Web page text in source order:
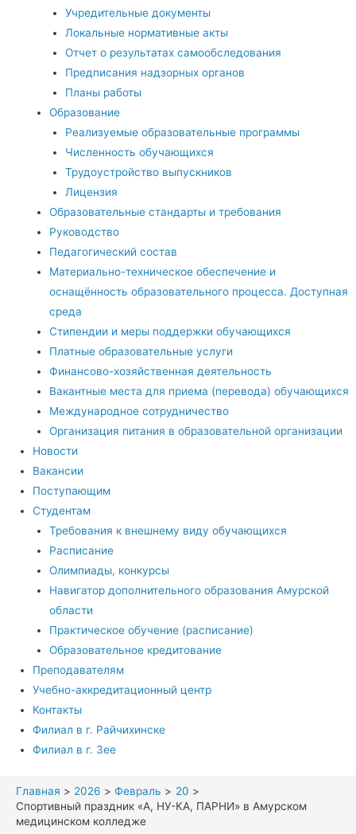
Учредительные документы
Локальные нормативные акты
Отчет о результатах самообследования
Предписания надзорных органов
Планы работы
Образование
Реализуемые образовательные программы
Численность обучающихся
Трудоустройство выпускников
Лицензия
Образовательные стандарты и требования
Руководство
Педагогический состав
Материально-техническое обеспечение и
оснащённость образовательного процесса. Доступная
среда
Стипендии и меры поддержки обучающихся
Платные образовательные услуги
Финансово-хозяйственная деятельность
Вакантные места для приема (перевода) обучающихся
Международное сотрудничество
Организация питания в образовательной организации
Новости
Вакансии
Поступающим
Студентам
Требования к внешнему виду обучающихся
Расписание
Олимпиады, конкурсы
Навигатор дополнительного образования Амурской
области
Практическое обучение (расписание)
Образовательное кредитование
Преподавателям
Учебно-аккредитационный центр
Контакты
Филиал в г. Райчихинске
Филиал в г. Зее
Главная 2026 Февраль
20
Спортивный праздник «А, НУ-КА, ПАРНИ» в Амурском
медицинском колледже